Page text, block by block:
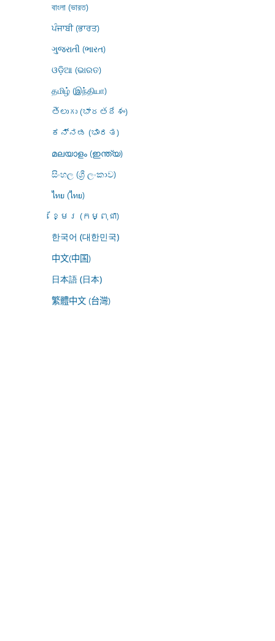
বাংলা (ভারত)
ਪੰਜਾਬੀ (ਭਾਰਤ)
ગુજરાતી (ભારત)
ଓଡ଼ିଆ (ଭାରତ)
தமிழ் (இந்தியா)
తెలుగు (భారతదేశం)
ಕನ್ನಡ (ಭಾರತ)
മലയാളം (ഇന്ത്യ)
සිංහල (ශ්‍රී ලංකාව)
ไทย (ไทย)
ខ្មែរ (កម្ពុជា)
한국어 (대한민국)
中文(中国)
日本語 (日本)
繁體中文 (台灣)